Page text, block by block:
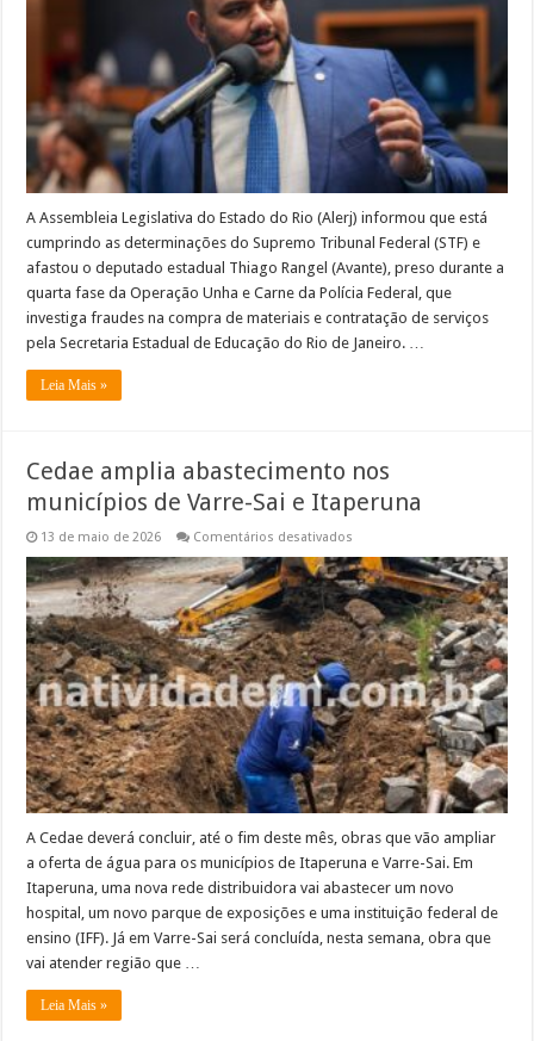
afasta
Thiago
que
segue
destituí
seu
gabinete
A Assembleia Legislativa do Estado do Rio (Alerj) informou que está
cumprindo as determinações do Supremo Tribunal Federal (STF) e
afastou o deputado estadual Thiago Rangel (Avante), preso durante a
quarta fase da Operação Unha e Carne da Polícia Federal, que
investiga fraudes na compra de materiais e contratação de serviços
pela Secretaria Estadual de Educação do Rio de Janeiro. …
Leia Mais »
Cedae amplia abastecimento nos
municípios de Varre-Sai e Itaperuna
13 de maio de 2026 Comentários desativados
amplia
abastecimento
nos
municípios
de
Varre-
Sai
e
Itaperuna
A Cedae deverá concluir, até o fim deste mês, obras que vão ampliar
a oferta de água para os municípios de Itaperuna e Varre-Sai. Em
Itaperuna, uma nova rede distribuidora vai abastecer um novo
hospital, um novo parque de exposições e uma instituição federal de
ensino (IFF). Já em Varre-Sai será concluída, nesta semana, obra que
vai atender região que …
Leia Mais »